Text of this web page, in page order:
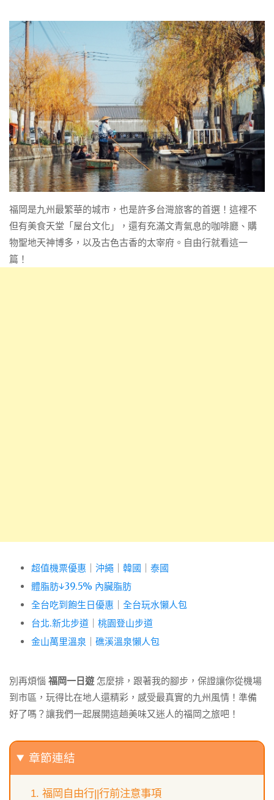
福岡是九州最繁華的城市，也是許多台灣旅客的首選！這裡不
但有美食天堂「屋台文化」，還有充滿文青氣息的咖啡廳、購
物聖地天神博多，以及古色古香的太宰府。自由行就看這一
篇！
超值機票優惠 沖繩 韓國
泰國
體脂肪↓39.5% 內臟脂肪
全台吃到飽生日優惠
全台玩水懶人包
台北.新北步道
桃園登山步道
金山萬里溫泉
礁溪溫泉懶人包
別再煩惱 福岡一日遊 怎麼排，跟著我的腳步，保證讓你從機場
到市區，玩得比在地人還精彩，感受最真實的九州風情！準備
好了嗎？讓我們一起展開這趟美味又迷人的福岡之旅吧！
章節連結
福岡自由行||行前注意事項